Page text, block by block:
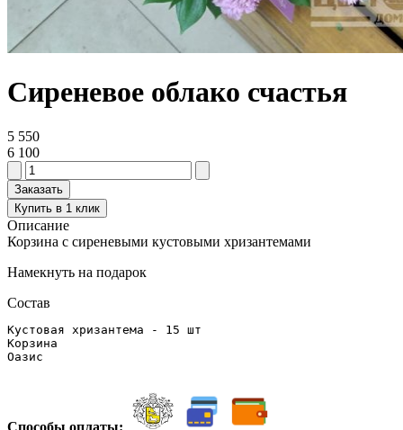
Сиреневое облако счастья
5 550
6 100
Заказать
Купить в 1 клик
Описание
Корзина с сиреневыми кустовыми хризантемами
Намекнуть на подарок
Состав
Кустовая хризантема - 15 шт
Корзина
Оазис
Способы оплаты: